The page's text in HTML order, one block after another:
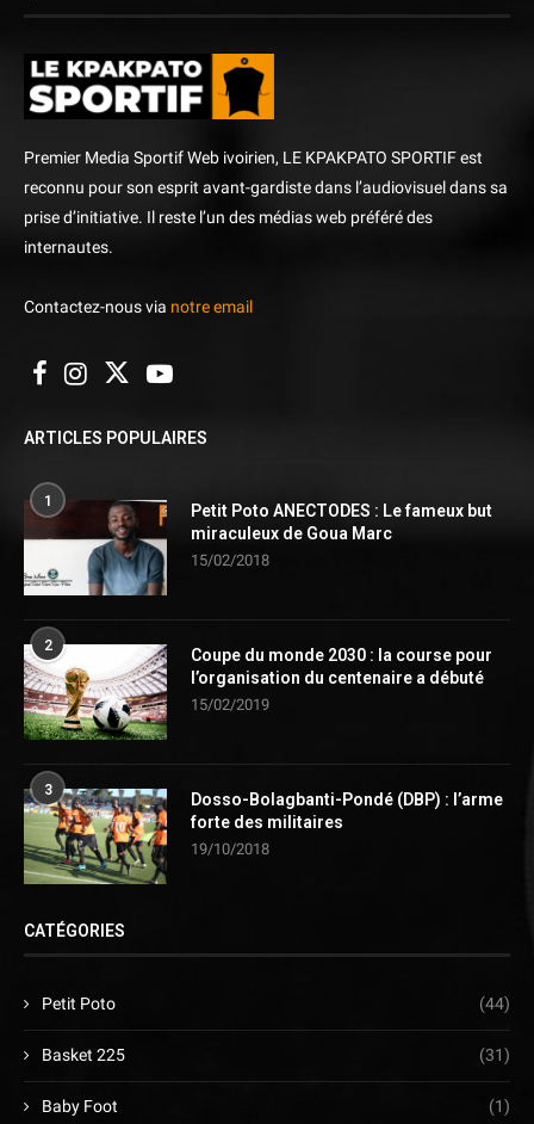
Premier Media Sportif Web ivoirien, LE KPAKPATO SPORTIF est
reconnu pour son esprit avant-gardiste dans l’audiovisuel dans sa
prise d’initiative. Il reste l’un des médias web préféré des
internautes.
Contactez-nous via notre email
ARTICLES POPULAIRES
1
Petit Poto ANECTODES : Le fameux but
miraculeux de Goua Marc
15/02/2018
2
Coupe du monde 2030 : la course pour
l’organisation du centenaire a débuté
15/02/2019
3
Dosso-Bolagbanti-Pondé (DBP) : l’arme
forte des militaires
19/10/2018
CATÉGORIES
Petit Poto (44)
Basket 225 (31)
Baby Foot (1)